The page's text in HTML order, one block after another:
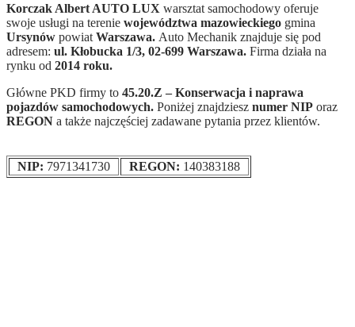
Korczak Albert AUTO LUX warsztat samochodowy oferuje
swoje usługi na terenie województwa mazowieckiego gmina
Ursynów powiat Warszawa. Auto Mechanik znajduje się pod
adresem: ul. Kłobucka 1/3, 02-699 Warszawa. Firma działa na
rynku od 2014 roku.
Główne PKD firmy to 45.20.Z – Konserwacja i naprawa
pojazdów samochodowych. Poniżej znajdziesz numer NIP oraz
REGON a także najczęściej zadawane pytania przez klientów.
NIP: 7971341730 REGON: 140383188